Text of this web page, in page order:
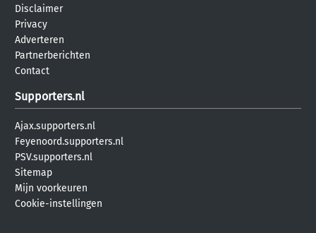
Disclaimer
Privacy
Adverteren
Partnerberichten
Contact
Supporters.nl
Ajax.supporters.nl
Feyenoord.supporters.nl
PSV.supporters.nl
Sitemap
Mijn voorkeuren
Cookie-instellingen